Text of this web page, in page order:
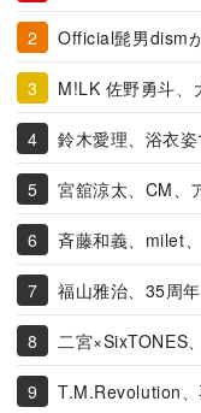
Official髭男dism
M!LK 佐野勇斗、
鈴木愛理、浴衣
宮舘涼太、CM、
斉藤和義、milet
福山雅治、35周
二宮×SixTONES
T.M.Revolution